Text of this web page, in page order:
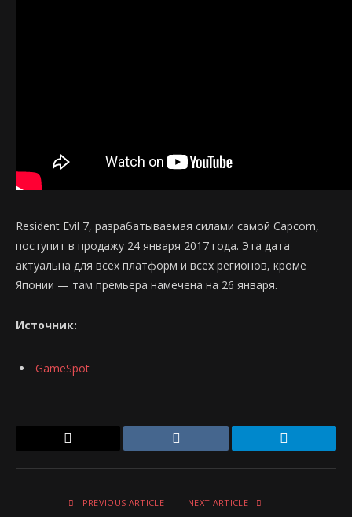
Resident Evil 7, разрабатываемая силами самой Capcom,
поступит в продажу 24 января 2017 года. Эта дата
актуальна для всех платформ и всех регионов, кроме
Японии — там премьера намечена на 26 января.
Источник:
GameSpot
VKontakte Telegram
PREVIOUS ARTICLE NEXT ARTICLE